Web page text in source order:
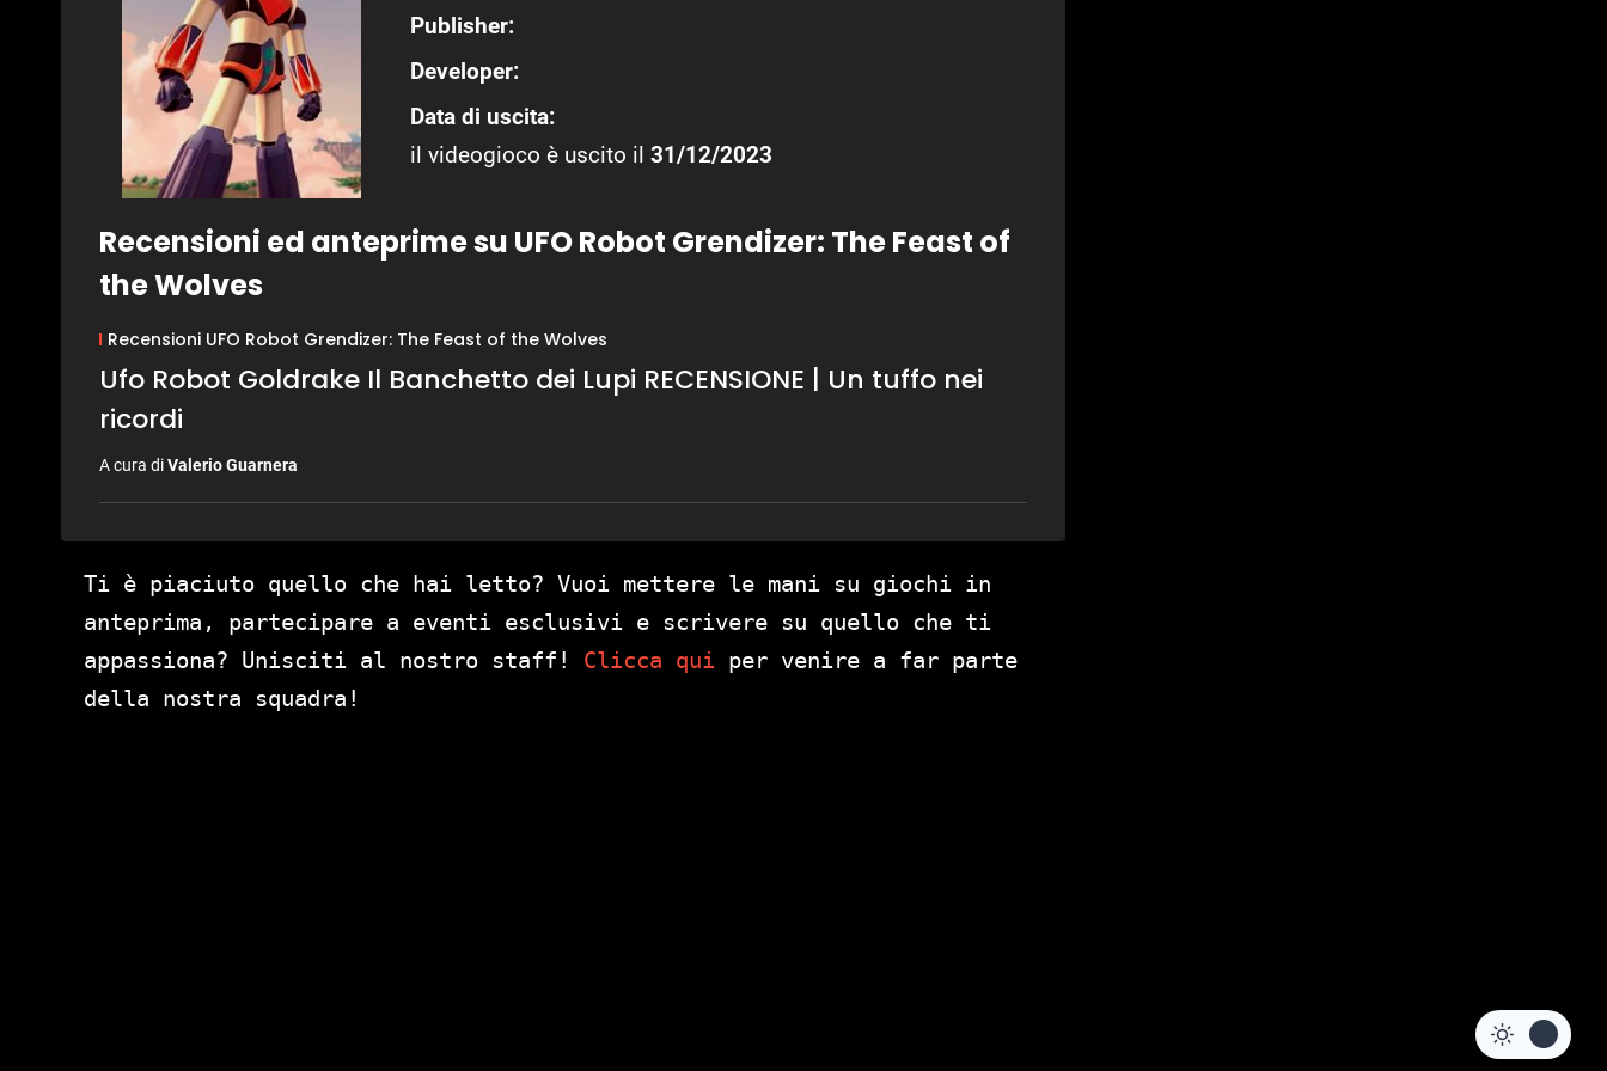
Publisher:
Developer:
Data di uscita:
il videogioco è uscito il 31/12/2023
Recensioni ed anteprime su UFO Robot Grendizer: The Feast of
the Wolves
Recensioni UFO Robot Grendizer: The Feast of the Wolves
Ufo Robot Goldrake Il Banchetto dei Lupi RECENSIONE | Un tuffo nei
ricordi
A cura diValerio Guarnera
Ti è piaciuto quello che hai letto? Vuoi mettere le mani su giochi in
anteprima, partecipare a eventi esclusivi e scrivere su quello che ti
appassiona? Unisciti al nostro staff! Clicca qui per venire a far parte
della nostra squadra!